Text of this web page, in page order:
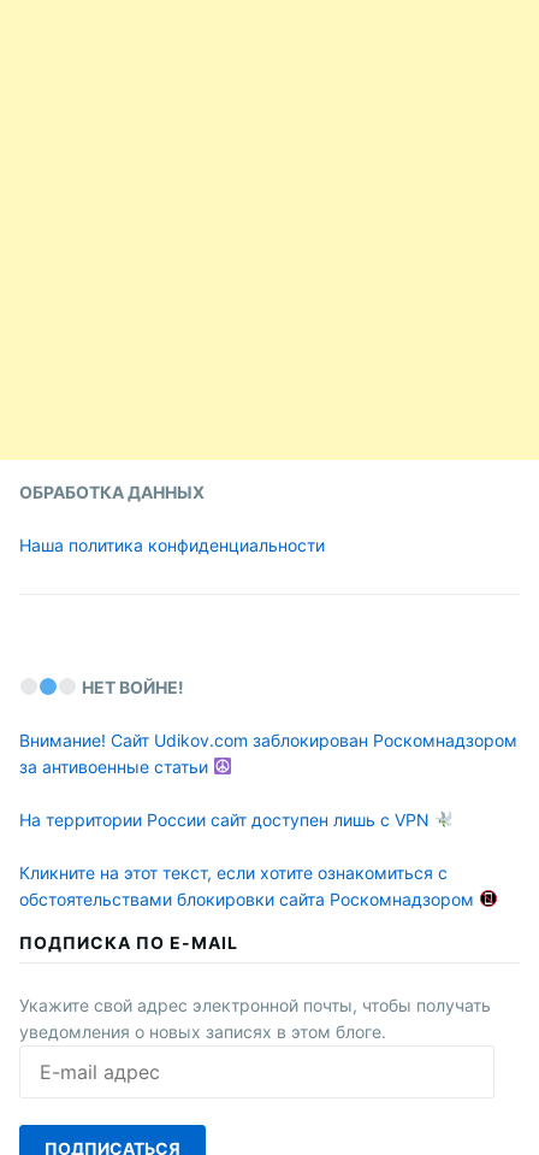
ОБРАБОТКА ДАННЫХ
Наша политика конфиденциальности
НЕТ ВОЙНЕ!
Внимание! Сайт Udikov.com заблокирован Роскомнадзором
за антивоенные статьи
На территории России сайт доступен лишь с VPN
Кликните на этот текст, если хотите ознакомиться с
обстоятельствами блокировки сайта Роскомнадзором
ПОДПИСКА ПО E-MAIL
Укажите свой адрес электронной почты, чтобы получать
уведомления о новых записях в этом блоге.
mail
ПОДПИСАТЬСЯ